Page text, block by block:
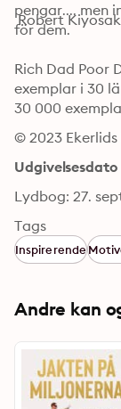
pengar.... men
för dem.
Robert
Rich Dad Poor
exemplar i 30
30 000
© 2023 Ekerlids
Udgivelsesdato
Lydbog: 27.
Tags
Inspirerende
Andre kan